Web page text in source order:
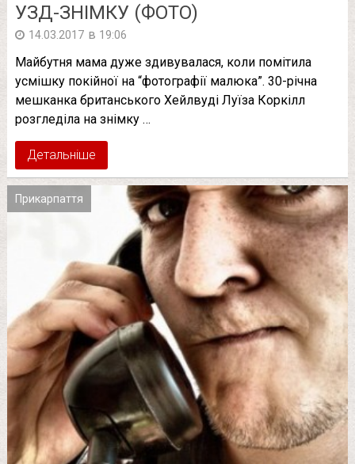
УЗД-ЗНІМКУ (ФОТО)
14.03.2017 в 19:06
Майбутня мама дуже здивувалася, коли помітила
усмішку покійної на “фотографії малюка”. 30-річна
мешканка британського Хейлвуді Луїза Коркілл
розгледіла на знімку …
Детальніше
Прикарпаття